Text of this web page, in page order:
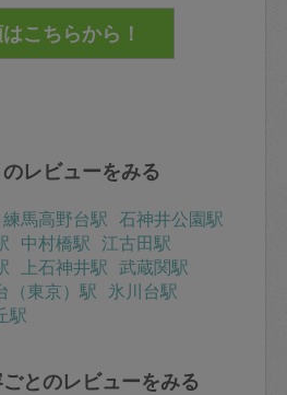
レビューをみる
練馬高野台駅 石神井公園駅
中村橋駅 江古田駅
上石神井駅 武蔵関駅
（東京）駅 氷川台駅
駅
とのレビューをみる